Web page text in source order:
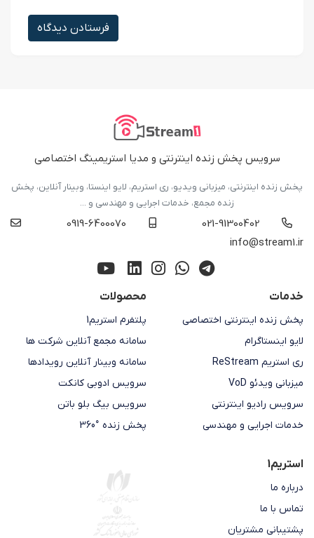
فرستادن دیدگاه
سرویس پخش زنده اینترنتی و مدیا استریمینگ اختصاصی
پخش زنده اینترنتی، میزبانی ویدیو، ری استریم، لایو اینستا، وبینار آنلاین، پخش
زنده مجمع، خدمات اجرایی و مهندسی و ...
021-91300402
0919-6400070
info@stream1.ir
خدمات
پخش زنده اینترنتی اختصاصی
لایو اینستاگرام
ری استریم ReStream
میزبانی ویدئو VoD
سرویس رادیو اینترنتی
خدمات اجرایی و مهندسی
محصولات
پلتفرم استریم1
سامانه مجمع آنلاین شرکت ها
سامانه وبینار آنلاین رویدادها
سرویس ادوبی کانکت
سرویس بیگ بلو باتن
پخش زنده °360
استریم1
درباره ما
تماس با ما
پشتیبانی مشتریان